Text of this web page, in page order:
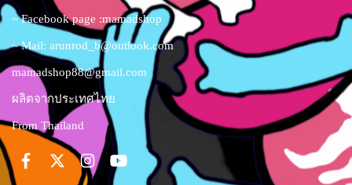
~ Facebook page :mamadshop
~ Mail: arunrod_b@outlook.com
mamadshop88@gmail.com
ผลิตจากประเทศไทย
From Thailand